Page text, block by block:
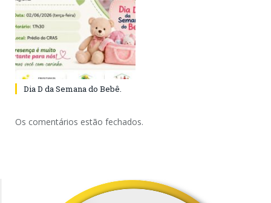
Dia D da Semana do Bebê.
Os comentários estão fechados.